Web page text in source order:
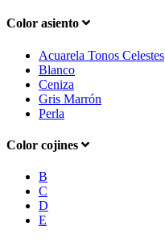
Color asiento
Acuarela Tonos Celestes
Blanco
Ceniza
Gris Marrón
Perla
Color cojines
B
C
D
E